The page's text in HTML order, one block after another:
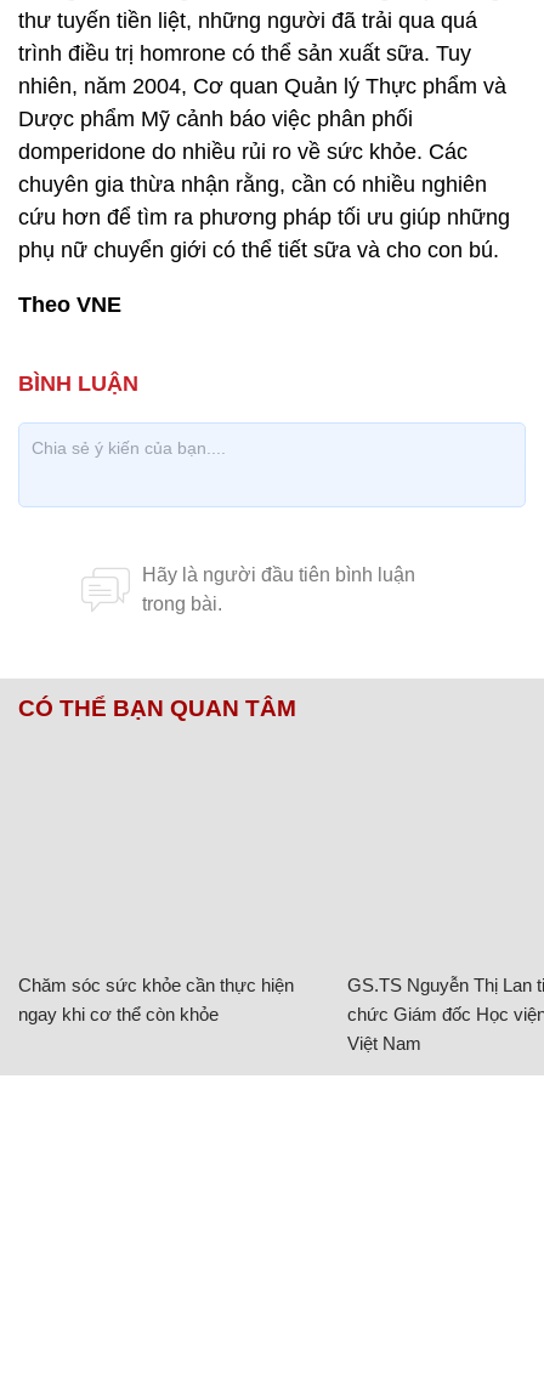
thư tuyến tiền liệt, những người đã trải qua quá
trình điều trị homrone có thể sản xuất sữa. Tuy
nhiên, năm 2004, Cơ quan Quản lý Thực phẩm và
Dược phẩm Mỹ cảnh báo việc phân phối
domperidone do nhiều rủi ro về sức khỏe. Các
chuyên gia thừa nhận rằng, cần có nhiều nghiên
cứu hơn để tìm ra phương pháp tối ưu giúp những
phụ nữ chuyển giới có thể tiết sữa và cho con bú.
Theo VNE
CÓ THỂ BẠN QUAN TÂM
Chăm sóc sức khỏe cần thực hiện
ngay khi cơ thể còn khỏe
GS.TS Nguyễn Thị Lan
chức Giám đốc Học
Việt Nam